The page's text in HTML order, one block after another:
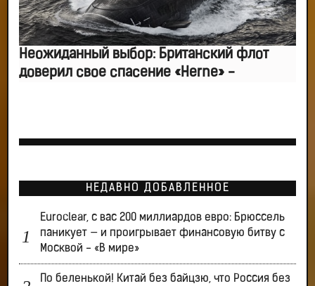
Неожиданный выбор: Британский флот
доверил свое спасение «Herne» -
НЕДАВНО ДОБАВЛЕННОЕ
Euroclear, с вас 200 миллиардов евро: Брюссель
паникует — и проигрывает финансовую битву с
Москвой - «В мире»
По беленькой! Китай без байцзю, что Россия без